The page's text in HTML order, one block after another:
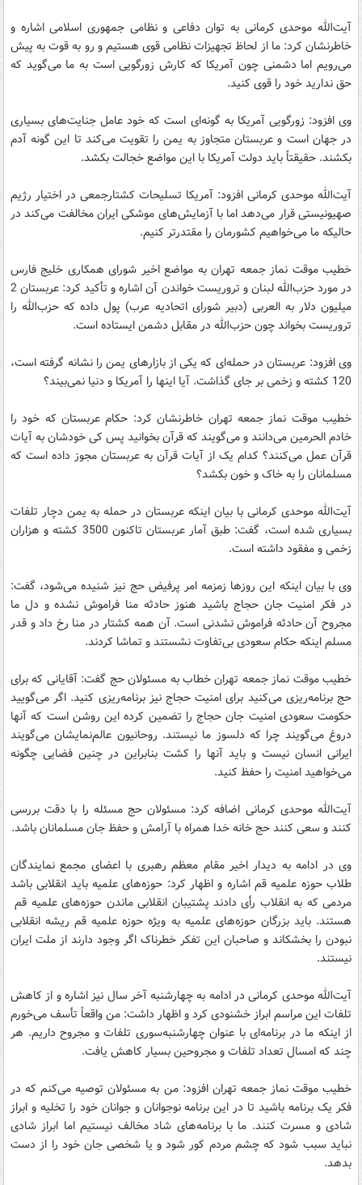
آیت‌الله موحدی کرمانی به توان دفاعی و نظامی جمهوری اسلامی اشاره و
خاطرنشان کرد: ما از لحاظ تجهیزات نظامی قوی هستیم و رو به قوت به پیش
می‌رویم اما دشمنی چون آمریکا که کارش زورگویی است به ما می‌گوید که
حق ندارید خود را قوی کنید.
وی افزود: زورگویی آمریکا به گونه‌ای است که خود عامل جنایت‌های بسیاری
در جهان است و عربستان متجاوز به یمن را تقویت می‌کند تا این گونه آدم
بکشند. حقیقتاً باید دولت آمریکا با این مواضع خجالت بکشد.
آیت‌الله موحدی کرمانی افزود: آمریکا تسلیحات کشتارجمعی در اختیار رژیم
صهیونیستی قرار می‌دهد اما با آزمایش‌های موشکی ایران مخالفت می‌کند در
حالیکه ما می‌خواهیم کشورمان را مقتدرتر کنیم.
خطیب موقت نماز جمعه تهران به مواضع اخیر شورای همکاری خلیج فارس
در مورد حزب‌الله لبنان و تروریست خواندن آن اشاره و تأکید کرد: عربستان 2
میلیون دلار به العربی (دبیر شورای اتحادیه عرب) پول داده که حزب‌الله را
تروریست بخواند چون حزب‌الله در مقابل دشمن ایستاده است.
وی افزود: عربستان در حمله‌ای که یکی از بازارهای یمن را نشانه گرفته است،
120 کشته و زخمی بر جای گذاشت. آیا اینها را آمریکا و دنیا نمی‌بیند؟
خطیب موقت نماز جمعه تهران خاطرنشان کرد: حکام عربستان که خود را
خادم الحرمین می‌دانند و می‌گویند که قرآن بخوانید پس کی خودشان به آیات
قرآن عمل می‌کنند؟ کدام یک از آیات قرآن به عربستان مجوز داده است که
مسلمانان را به خاک و خون بکشد؟
آیت‌الله موحدی کرمانی با بیان اینکه عربستان در حمله به یمن دچار تلفات
بسیاری شده است، گفت: طبق آمار عربستان تاکنون 3500 کشته و هزاران
زخمی و مفقود داشته است.
وی با بیان اینکه این روزها زمزمه امر پرفیض حج نیز شنیده می‌شود، گفت:
در فکر امنیت جان حجاج باشید هنوز حادثه منا فراموش نشده و دل ما
مجروح آن حادثه فراموش نشدنی است. آن همه کشتار در منا رخ داد و قدر
مسلم اینکه حکام سعودی بی‌تفاوت نشستند و تماشا کردند.
خطیب موقت نماز جمعه تهران خطاب به مسئولان حج گفت: آقایانی که برای
حج برنامه‌ریزی می‌کنید برای امنیت حجاج نیز برنامه‌ریزی کنید. اگر می‌گویید
حکومت سعودی امنیت جان حجاج را تضمین کرده این روشن است که آنها
دروغ می‌گویند چرا که دلسوز ما نیستند. روحانیون عالم‌نمایشان می‌گویند
ایرانی انسان نیست و باید آنها را کشت بنابراین در چنین فضایی چگونه
می‌خواهید امنیت را حفظ کنید.
آیت‌الله موحدی کرمانی اضافه کرد: مسئولان حج مسئله را با دقت بررسی
کنند و سعی کنند حج خانه خدا همراه با آرامش و حفظ جان مسلمانان باشد.
وی در ادامه به دیدار اخیر مقام معظم رهبری با اعضای مجمع نمایندگان
طلاب حوزه علمیه قم اشاره و اظهار کرد: حوزه‌های علمیه باید انقلابی باشد
مردمی که به انقلاب رأی دادند پشتیبان انقلابی ماندن حوزه‌های علمیه قم
هستند. باید بزرگان حوزه‌های علمیه به ویژه حوزه علمیه قم ریشه انقلابی
نبودن را بخشکاند و صاحبان این تفکر خطرناک اگر وجود دارند از ملت ایران
نیستند.
آیت‌‌الله موحدی کرمانی در ادامه به چهارشنبه آخر سال نیز اشاره و از کاهش
تلفات این مراسم ابراز خشنودی کرد و اظهار داشت: من واقعاً تأسف می‌خورم
از اینکه ما در برنامه‌ای با عنوان چهارشنبه‌سوری تلفات و مجروح داریم. هر
چند که امسال تعداد تلفات و مجروحین بسیار کاهش یافت.
خطیب موقت نماز جمعه تهران افزود: من به مسئولان توصیه می‌کنم که در
فکر یک برنامه باشید تا در این برنامه نوجوانان و جوانان خود را تخلیه و ابراز
شادی و مسرت کنند. ما با برنامه‌های شاد مخالف نیستیم اما ابراز شادی
نباید سبب شود که چشم مردم کور شود و یا شخصی جان خود را از دست
بدهد.